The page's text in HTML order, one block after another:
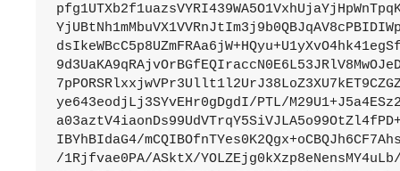
ye643eodjLj3SYvEHr0gDgdI/PTL/
IBYhBIdaG4/
/1Rjfvae0PA/ASktX/YOLZEjg0kXzp8eNensMY4uLb/